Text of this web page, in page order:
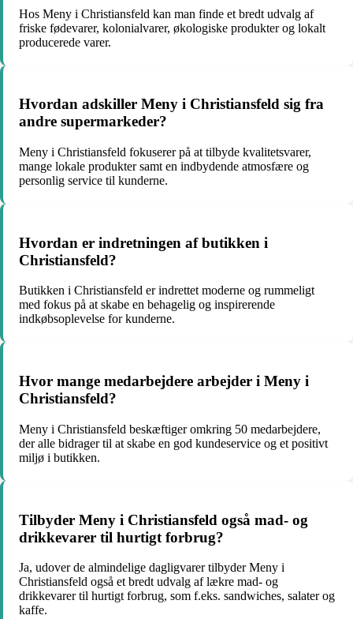
Hos Meny i Christiansfeld kan man finde et bredt udvalg af
friske fødevarer, kolonialvarer, økologiske produkter og lokalt
producerede varer.
Hvordan adskiller Meny i Christiansfeld sig fra
andre supermarkeder?
Meny i Christiansfeld fokuserer på at tilbyde kvalitetsvarer,
mange lokale produkter samt en indbydende atmosfære og
personlig service til kunderne.
Hvordan er indretningen af butikken i
Christiansfeld?
Butikken i Christiansfeld er indrettet moderne og rummeligt
med fokus på at skabe en behagelig og inspirerende
indkøbsoplevelse for kunderne.
Hvor mange medarbejdere arbejder i Meny i
Christiansfeld?
Meny i Christiansfeld beskæftiger omkring 50 medarbejdere,
der alle bidrager til at skabe en god kundeservice og et positivt
miljø i butikken.
Tilbyder Meny i Christiansfeld også mad- og
drikkevarer til hurtigt forbrug?
Ja, udover de almindelige dagligvarer tilbyder Meny i
Christiansfeld også et bredt udvalg af lækre mad- og
drikkevarer til hurtigt forbrug, som f.eks. sandwiches, salater og
kaffe.